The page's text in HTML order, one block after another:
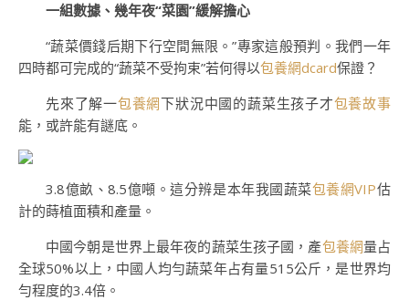
一組數據、幾年夜“菜園”緩解擔心
“蔬菜價錢后期下行空間無限。”專家這般預判。我們一年
四時都可完成的“蔬菜不受拘束”若何得以包養網dcard保證？
先來了解一包養網下狀況中國的蔬菜生孩子才包養故事
能，或許能有謎底。
3.8億畝、8.5億噸。這分辨是本年我國蔬菜包養網VIP估
計的蒔植面積和產量。
中國今朝是世界上最年夜的蔬菜生孩子國，產包養網量占
全球50%以上，中國人均勻蔬菜年占有量515公斤，是世界均
勻程度的3.4倍。